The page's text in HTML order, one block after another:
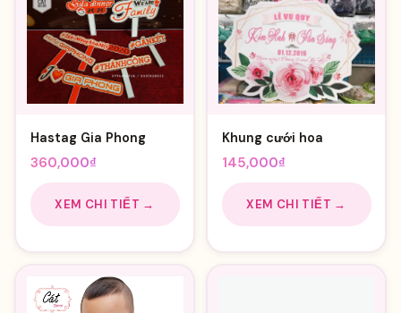
Hastag Gia Phong
360,000₫
XEM CHI TIẾT →
Khung cưới hoa
145,000₫
XEM CHI TIẾT →